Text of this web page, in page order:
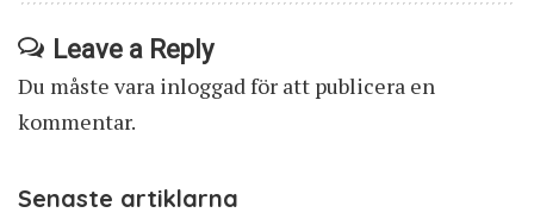
Leave a Reply
Du måste vara inloggadför att publicera en
kommentar.
Senaste artiklarna